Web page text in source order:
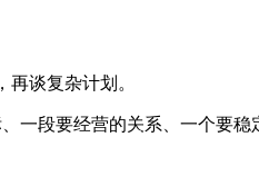
谈复杂计划。
一段要经营的关系、一个要稳